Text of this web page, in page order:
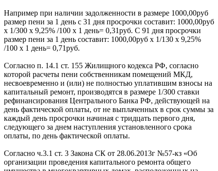
Например при наличии задолженности в размере 1000,00руб
размер пени за 1 день с 31 дня просрочки составит: 1000,00руб
х 1/300 х 9,25% /100 х 1 день= 0,31руб. С 91 дня просрочки
размер пени за 1 день составит: 1000,00руб х 1/130 х 9,25%
/100 х 1 день= 0,71руб.
Согласно п. 14.1 ст. 155 Жилищного кодекса РФ, согласно
которой расчеты пени собственникам помещений МКД,
несвоевременно и (или) не полностью уплатившим взносы на
капитальный ремонт, производятся в размере 1/300 ставки
рефинансирования Центрального Банка РФ, действующей на
день фактической оплаты, от не выплаченных в срок суммы за
каждый день просрочки начиная с тридцать первого дня,
следующего за днем наступления установленного срока
оплаты, по день фактической оплаты.
Согласно ч.3.1 ст. 3 Закона СК от 28.06.2013г №57-кз «Об
организации проведения капитального ремонта общего